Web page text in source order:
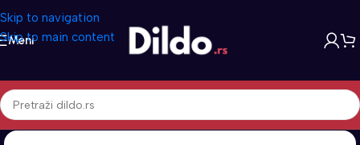
Skip to navigation
Skip to main content
Meni